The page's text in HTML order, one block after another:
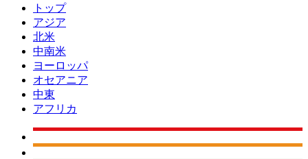
トップ
アジア
北米
中南米
ヨーロッパ
オセアニア
中東
アフリカ